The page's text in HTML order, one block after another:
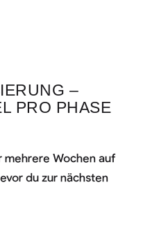
–
PRO PHASE
Wochen auf
du zur nächsten